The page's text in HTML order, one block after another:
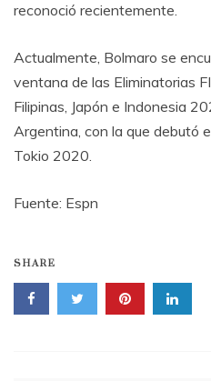
reconoció recientemente.
Actualmente, Bolmaro se
ventana de las Eliminatorias
Filipinas, Japón e Indonesia
Argentina, con la que debutó
Tokio 2020.
Fuente: Espn
SHARE